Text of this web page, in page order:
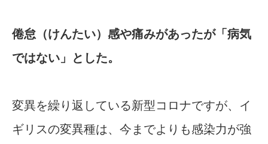
倦怠（けんたい）感や痛みがあったが「病気
ではない」とした。
変異を繰り返している新型コロナですが、イ
ギリスの変異種は、今までよりも感染力が強